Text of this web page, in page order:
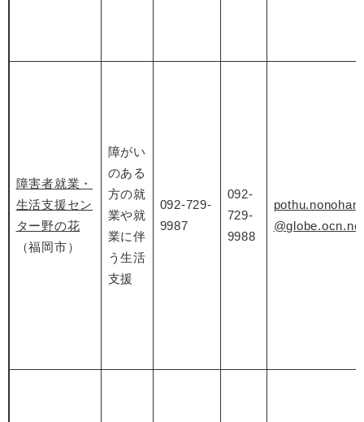
障害者就業・
生活支援セン
ター野の花
（福岡市）
障がい
のある
方の就
業や就
業に伴
う生活
支援
092-729-
9987
092-
729-
9988